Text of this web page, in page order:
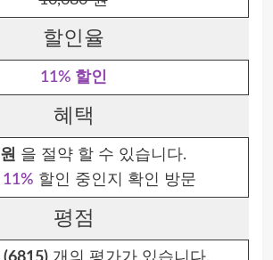
할인율
11% 할인
혜택
을 절약 할 수 있습니다.
11% 할인 중인지 확인 방문
평점